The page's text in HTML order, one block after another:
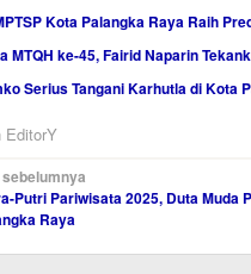
Kota Palangka Raya Raih
MTQH ke-45, Fairid Naparin
Serius Tangani Karhutla di Kota
EditorY
Putri Pariwisata 2025, Duta Muda
Raya